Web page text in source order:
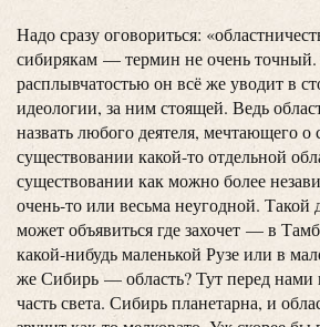
Надо сразу оговориться:
сибирякам — термин не очень
расплывчатостью он всё же уводит в
идеологии, за ним стоящей. Ведь
назвать любого деятеля, мечтающего о
существовании какой-то отдельной
существовании как можно более
очень-то или весьма неугодной. Такой
может объявиться где захочет — в
какой-нибудь маленькой Рузе или в
же Сибирь — область? Тут перед нами
часть света. Сибирь планетарна, и